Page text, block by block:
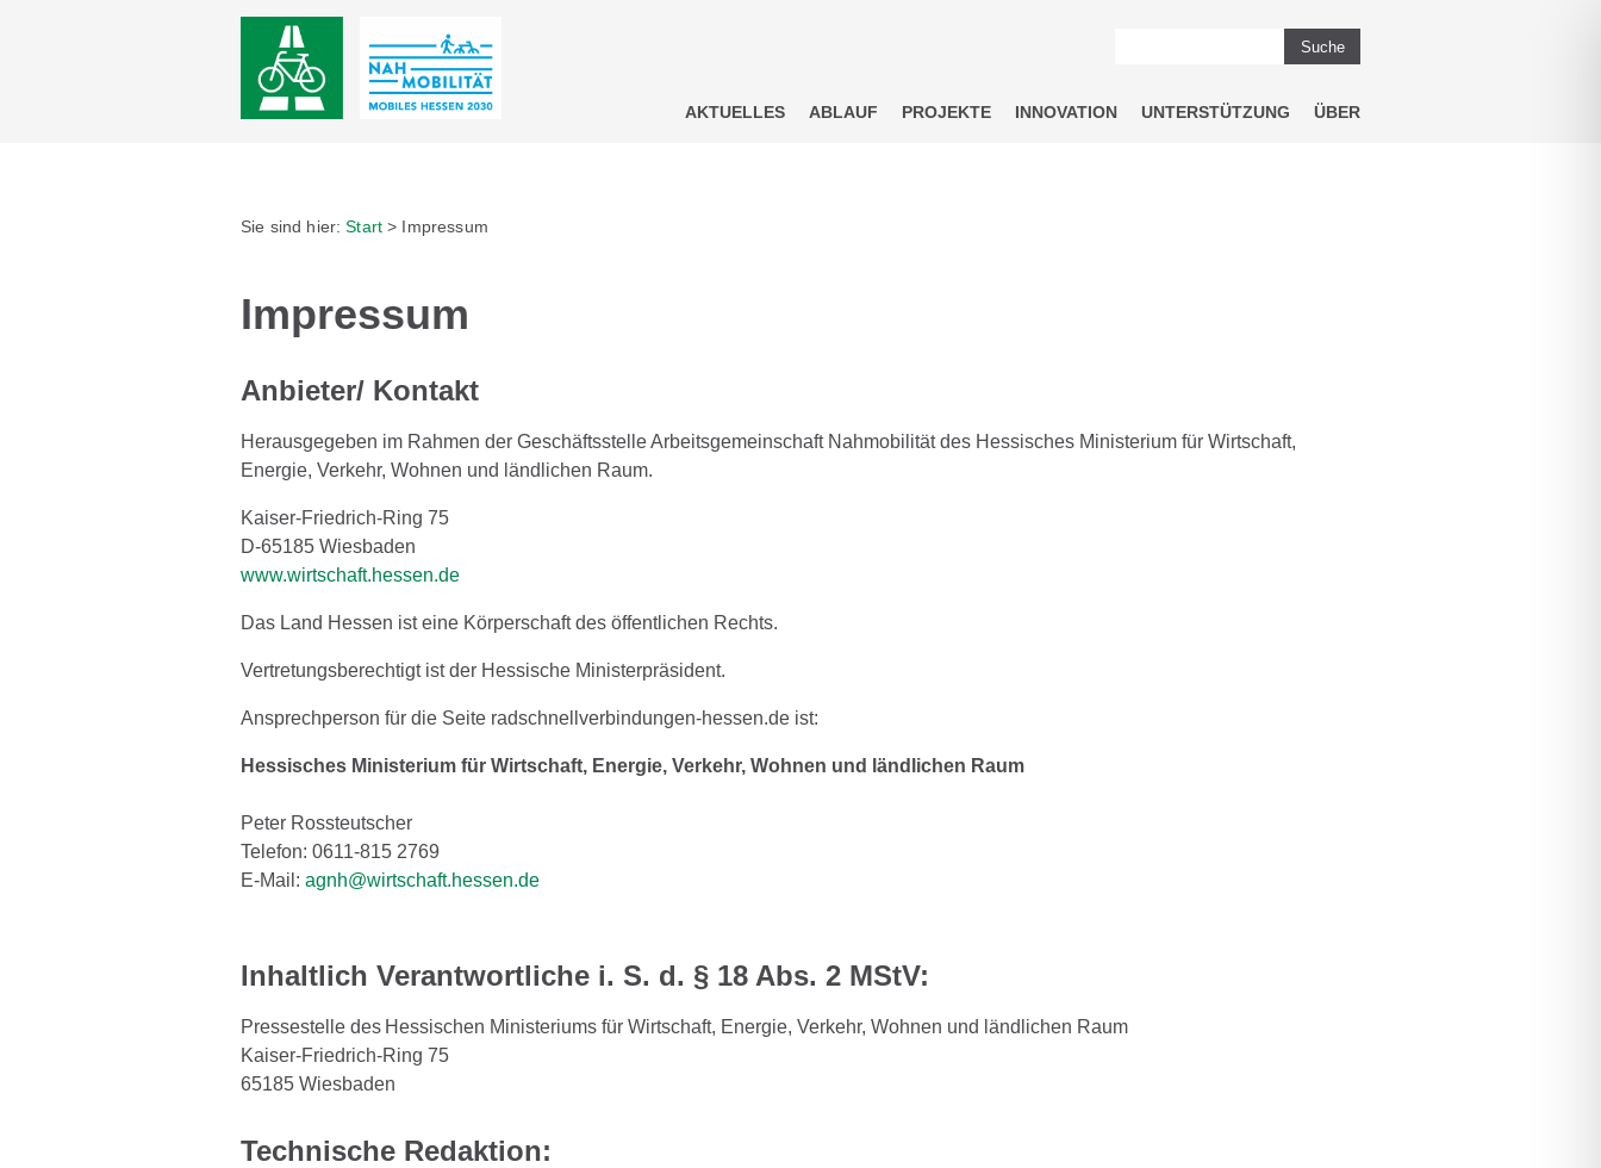
Suche
AKTUELLES ABLAUF PROJEKTE INNOVATION UNTERSTÜTZUNG ÜBER
Sie sind hier:Start > Impressum
Impressum
Anbieter/ Kontakt
Herausgegeben im Rahmen der Geschäftsstelle Arbeitsgemeinschaft Nahmobilität des Hessisches Ministerium für Wirtschaft,
Energie, Verkehr, Wohnen und ländlichen Raum.
Kaiser-Friedrich-Ring 75
D-65185 Wiesbaden
www.wirtschaft.hessen.de
Das Land Hessen ist eine Körperschaft des öffentlichen Rechts.
Vertretungsberechtigt ist der Hessische Ministerpräsident.
Ansprechperson für die Seite radschnellverbindungen-hessen.de ist:
Hessisches Ministerium für Wirtschaft, Energie, Verkehr, Wohnen und ländlichen Raum
Peter Rossteutscher
Telefon: 0611-815 2769
E-Mail: agnh@wirtschaft.hessen.de
Inhaltlich Verantwortliche i. S. d. § 18 Abs. 2 MStV:
Pressestelle des Hessischen Ministeriums für Wirtschaft, Energie, Verkehr, Wohnen und ländlichen Raum
Kaiser-Friedrich-Ring 75
65185 Wiesbaden
Technische Redaktion: